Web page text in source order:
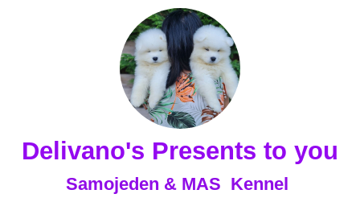
Delivano's Presents to you
Samojeden & MAS Kennel